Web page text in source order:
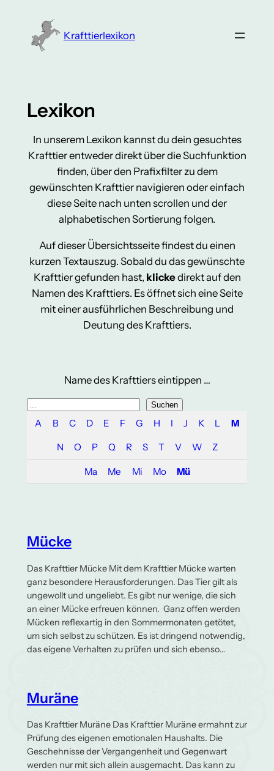
springen
Krafttierlexikon
Lexikon
In unserem Lexikon kannst du dein gesuchtes
Krafttier entweder direkt über die Suchfunktion
finden, über den Prafixfilter zu dem
gewünschten Krafttier navigieren oder einfach
diese Seite nach unten scrollen und der
alphabetischen Sortierung folgen.
Auf dieser Übersichtsseite findest du einen
kurzen Textauszug. Sobald du das gewünschte
Krafttier gefunden hast, klickedirekt auf den
Namen des Krafttiers. Es öffnet sich eine Seite
mit einer ausführlichen Beschreibung und
Deutung des Krafttiers.
Name des Krafttiers eintippen …
S
n
Suchen
A B C D E F G H I J K L M
N O P Q R S T V W Z
Ma Me Mi Mo Mü
Mücke
Das Krafttier Mücke Mit dem Krafttier Mücke warten
ganz besondere Herausforderungen. Das Tier gilt als
ungewollt und ungeliebt. Es gibt nur wenige, die sich
an einer Mücke erfreuen können. Ganz offen werden
Mücken reflexartig in den Sommermonaten getötet,
um sich selbst zu schützen. Es ist dringend notwendig,
das eigene Verhalten zu prüfen und sich ebenso…
Muräne
Das Krafttier Muräne Das Krafttier Muräne ermahnt zur
Prüfung des eigenen emotionalen Haushalts. Die
Geschehnisse der Vergangenheit und Gegenwart
werden nur mit sich allein ausgemacht. Das kann zu